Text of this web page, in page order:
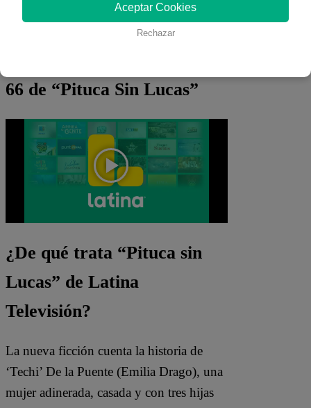
66 de “Pituca Sin Lucas”
¿De qué trata “Pituca sin
Lucas” de Latina
Televisión?
La nueva ficción cuenta la historia de
‘Techi’ De la Puente (Emilia Drago), una
mujer adinerada, casada y con tres hijas
Aceptar Cookies
Rechazar